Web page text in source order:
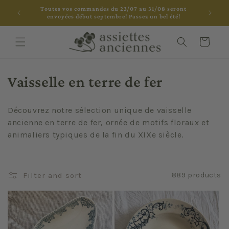
Skip to
content
Toutes vos commandes du 23/07 au 31/08 seront
envoyées début septembre! Passez un bel été!
Cart
C
l
l
c
t
i
Vaisselle en terre de fer
Découvrez notre sélection unique de vaisselle
ancienne en terre de fer, ornée de motifs floraux et
animaliers typiques de la fin du XIXe siècle.
Filter and sort 889 products